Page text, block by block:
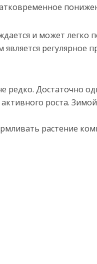
и может легко
является
редко. Достаточно
роста.
растение